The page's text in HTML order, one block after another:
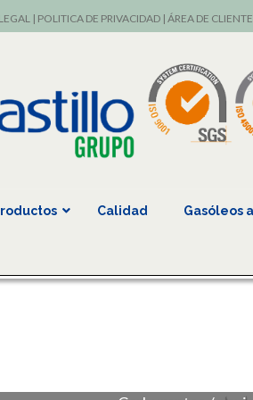
| POLITICA DE PRIVACIDAD| ÁREA DE
Calidad Gasóleos